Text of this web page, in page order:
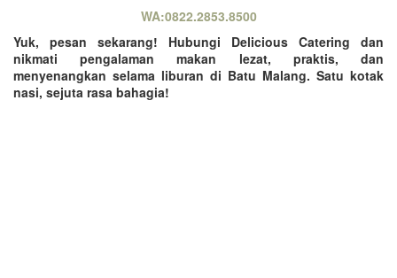
WA:0822.2853.8500
Yuk, pesan sekarang! Hubungi Delicious Catering dan
nikmati pengalaman makan lezat, praktis, dan
menyenangkan selama liburan di Batu Malang. Satu kotak
nasi, sejuta rasa bahagia!